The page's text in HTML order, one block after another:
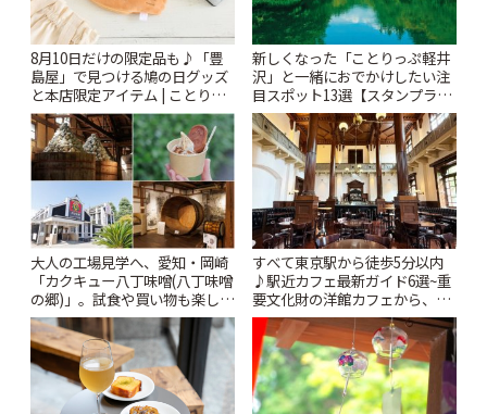
8月10日だけの限定品も♪「豊
島屋」で見つける鳩の日グッズ
と本店限定アイテム | ことりっ
ぷ
新しくなった「ことりっぷ軽井
沢」と一緒におでかけしたい注
目スポット13選【スタンプラリ
ー開催中】 | ことりっぷ
大人の工場見学へ、愛知・岡崎
「カクキュー八丁味噌(八丁味噌
の郷)」。試食や買い物も楽しみ
♪ | ことりっぷ
すべて東京駅から徒歩5分以内
♪駅近カフェ最新ガイド6選~重
要文化財の洋館カフェから、改
札すぐのレトロ喫茶まで~ | こと
りっぷ